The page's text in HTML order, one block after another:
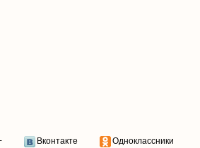
Вконтакте Одноклассники